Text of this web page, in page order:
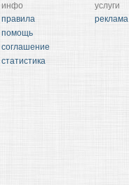
инфо
правила
помощь
соглашение
статистика
услуги
реклама